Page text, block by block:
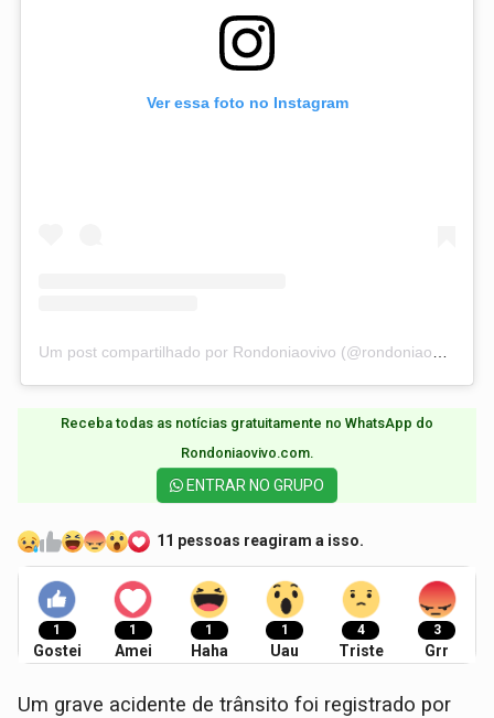
Ver essa foto no Instagram
Receba todas as notícias gratuitamente no WhatsApp do
Rondoniaovivo.com.​
ENTRAR NO GRUPO
11 pessoas reagiram a isso.
1
Gostei
1
Amei
1
Haha
1
Uau
4
Triste
3
Grr
Um grave acidente de trânsito foi registrado por